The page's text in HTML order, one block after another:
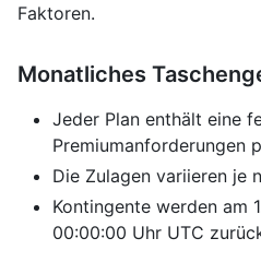
Faktoren.
Monatliches
Jeder Plan enthält eine
Premiumanforderungen
Die Zulagen variieren je
Kontingente werden am
00:00:00 Uhr UTC